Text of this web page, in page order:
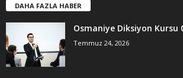
DAHA FAZLA HABER
Osmaniye Diksiyon Kursu
Temmuz 24, 2026